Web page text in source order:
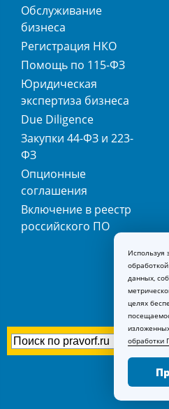
Обслуживание
бизнеса
Регистрация НКО
Помощь по 115-ФЗ
Юридическая
экспертиза бизнеса
Due Diligence
Закупки 44-ФЗ и 223-
ФЗ
Опционные
соглашения
Включение в реестр
российского ПО
Используя
данных,
целях
обработки